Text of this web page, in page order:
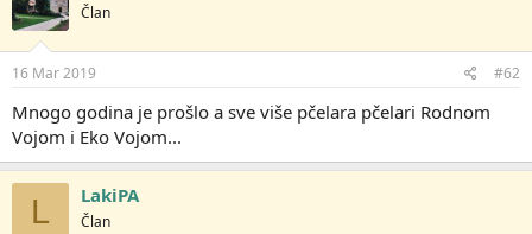
Član
16 Mar 2019 #62
Mnogo godina je prošlo a sve više pčelara pčelari Rodnom
Vojom i Eko Vojom...
L LakiPA
Član